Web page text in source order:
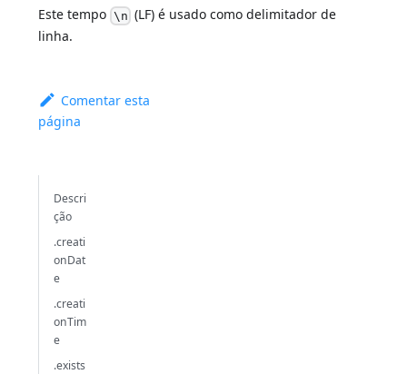
Este tempo \n (LF) é usado como delimitador de
linha.
Comentar esta
página
Descri
ção
.creati
onDat
e
.creati
onTim
e
.exists